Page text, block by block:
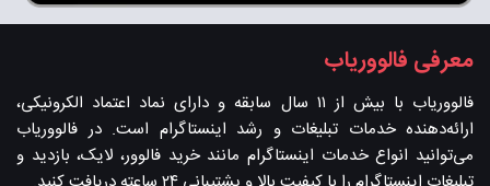
معرفی فالووریاب
فالووریاب با بیش از ۱۱ سال سابقه و دارای نماد اعتماد الکرونیکی،
ارائه‌دهنده خدمات تبلیغات و رشد اینستاگرام است. در فالووریاب
می‌توانید انواع خدمات اینستاگرام مانند خرید فالوور، لایک، بازدید و